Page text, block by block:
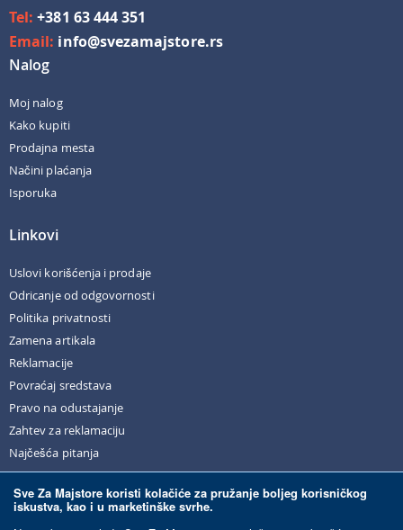
Sve Za Majstore koristi kolačiće za pružanje boljeg korisničkog
iskustva, kao i u marketinške svrhe.
Tel:+381 63 444 351
Email: info@svezamajstore.rs
Nalog
Moj nalog
Kako kupiti
Prodajna mesta
Načini plaćanja
Isporuka
Linkovi
Uslovi korišćenja i prodaje
Odricanje od odgovornosti
Politika privatnosti
Zamena artikala
Reklamacije
Povraćaj sredstava
Pravo na odustajanje
Zahtev za reklamaciju
Najčešća pitanja
© Sve Za Majstore. 2026. Sva prava zadržana.